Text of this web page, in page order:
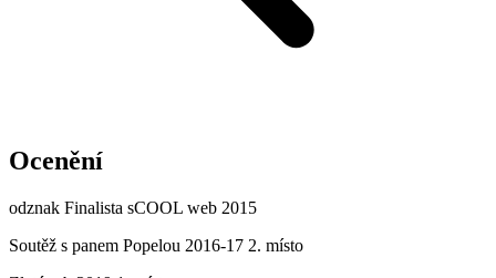
Ocenění
odznak Finalista sCOOL web 2015
Soutěž s panem Popelou 2016-17 2. místo